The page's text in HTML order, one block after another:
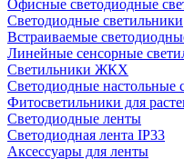
Офисные светодиодные
Светодиодные светильники
Встраиваемые
Линейные сенсорные
Светильники ЖКХ
Светодиодные настольные
Фитосветильники для
Светодиодные ленты
Светодиодная лента IP33
Аксессуары для ленты